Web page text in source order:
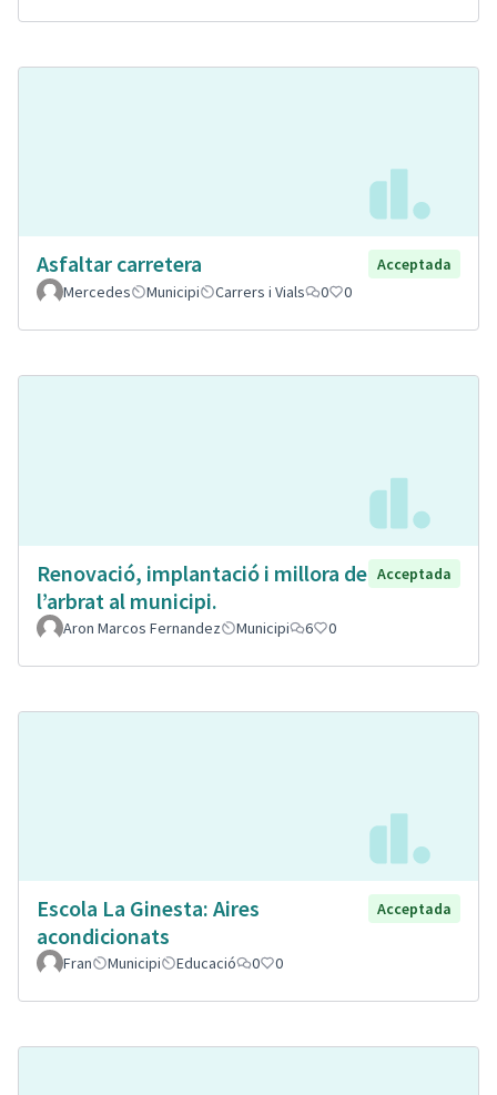
Asfaltar carretera
Acceptada
Mercedes
Municipi Carrers i Vials 0 0
Renovació, implantació i millora de
l’arbrat al municipi.
Acceptada
Aron Marcos Fernandez Municipi 6 0
Escola La Ginesta: Aires
acondicionats
Acceptada
Fran Municipi Educació 0 0